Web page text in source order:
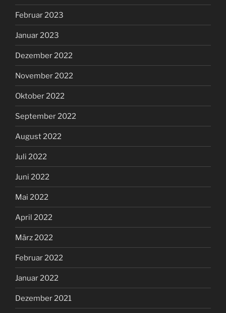
Februar 2023
Januar 2023
Dezember 2022
November 2022
Oktober 2022
September 2022
August 2022
Juli 2022
Juni 2022
Mai 2022
April 2022
März 2022
Februar 2022
Januar 2022
Dezember 2021